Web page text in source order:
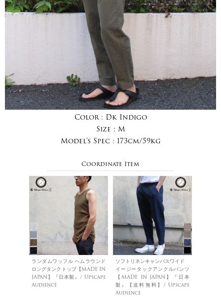
Color : Dk Indigo
Size : M
Model's Spec : 173cm/59kg
Coordinate Item
ランダムワッフル ヘムラウンド
ロングタンクトップ【MADE IN
JAPAN】『日本製』/ Upscape
Audience
ソフトリネンキャンバスワイド
イージータックアンクルパンツ
【MADE IN JAPAN】『日本
製』【送料無料】/ Upscape
Audience